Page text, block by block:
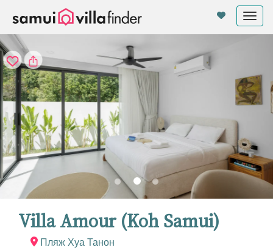
Villa Amour (Koh Samui)
Пляж Хуа Танон
Панель управления cookies